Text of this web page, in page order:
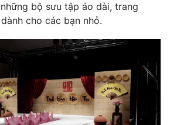
bộ sưu tập áo dài, trang
cho các bạn nhỏ.